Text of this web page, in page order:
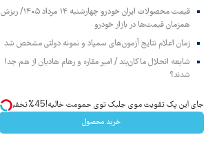
قیمت محصولات ایران خودرو چهارشنبه ۱۴ مرداد ۱۴۰۵/ ریزش
همزمان قیمت‌ها در بازار خودرو
زمان اعلام نتایج آزمون‌های سمپاد و نمونه دولتی مشخص شد
شایعه انحلال ماکان‌بند / امیر مقاره و رهام هادیان از هم جدا
شدند؟
جای این پک تقویت موی جلبک توی حمومت خالیه!45%تخفیف
خرید محصول